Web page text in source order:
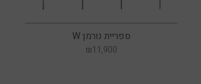
ספריית נורמן W
₪11,900